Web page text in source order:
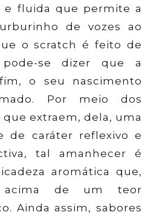
e fluida que permite a
de vozes ao
o scratch é feito de
pode-se dizer que a
o seu nascimento
Por meio dos
extraem, dela, uma
de caráter reflexivo e
tal amanhecer é
aromática que,
acima de um teor
Ainda assim, sabores